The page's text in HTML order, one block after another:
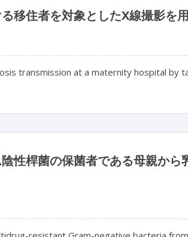
移住者を対象としたX線撮影を
transmission at a maternity hospital by
性桿菌の保菌者である母親か